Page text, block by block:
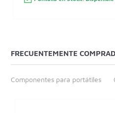
FRECUENTEMENTE
Componentes para portátiles